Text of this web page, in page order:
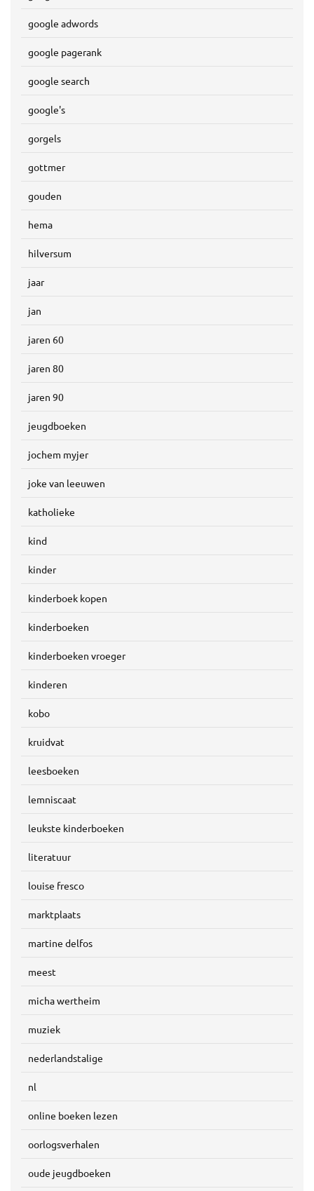
google adwords
google pagerank
google search
google's
gorgels
gottmer
gouden
hema
hilversum
jaar
jan
jaren 60
jaren 80
jaren 90
jeugdboeken
jochem myjer
joke van leeuwen
katholieke
kind
kinder
kinderboek kopen
kinderboeken
kinderboeken vroeger
kinderen
kobo
kruidvat
leesboeken
lemniscaat
leukste kinderboeken
literatuur
louise fresco
marktplaats
martine delfos
meest
micha wertheim
muziek
nederlandstalige
nl
online boeken lezen
oorlogsverhalen
oude jeugdboeken